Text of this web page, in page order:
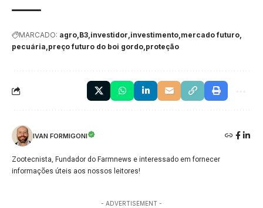
MARCADO: agro B3 investidor investimento mercado futuro
pecuária preço futuro do boi gordo proteção
IVAN FORMIGONI
Zootecnista, Fundador do Farmnews e interessado em fornecer
informações úteis aos nossos leitores!
- ADVERTISEMENT -